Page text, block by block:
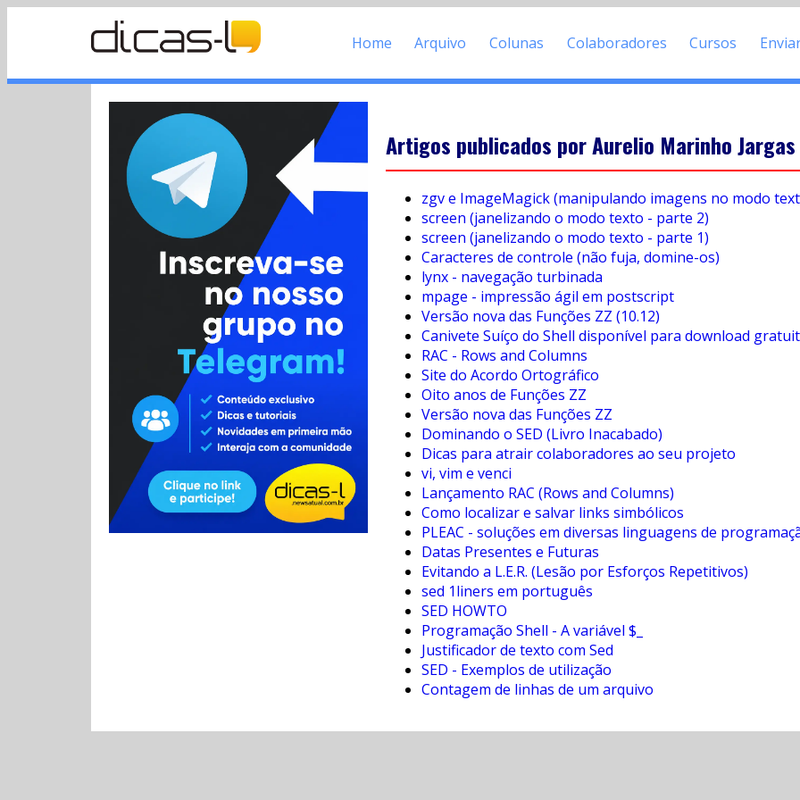
Home Arquivo Colunas Colaboradores Cursos
Artigos publicados por Aurelio Marinho Jargas
zgv e ImageMagick (manipulando imagens no modo
screen (janelizando o modo texto - parte 2)
screen (janelizando o modo texto - parte 1)
Caracteres de controle (não fuja, domine-os)
lynx - navegação turbinada
mpage - impressão ágil em postscript
Versão nova das Funções ZZ (10.12)
Canivete Suíço do Shell disponível para download
RAC - Rows and Columns
Site do Acordo Ortográfico
Oito anos de Funções ZZ
Versão nova das Funções ZZ
Dominando o SED (Livro Inacabado)
Dicas para atrair colaboradores ao seu projeto
vi, vim e venci
Lançamento RAC (Rows and Columns)
Como localizar e salvar links simbólicos
PLEAC - soluções em diversas linguagens de
Datas Presentes e Futuras
Evitando a L.E.R. (Lesão por Esforços Repetitivos)
sed 1liners em português
SED HOWTO
Programação Shell - A variável $_
Justificador de texto com Sed
SED - Exemplos de utilização
Contagem de linhas de um arquivo